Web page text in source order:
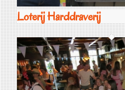
Loterij Harddraverij